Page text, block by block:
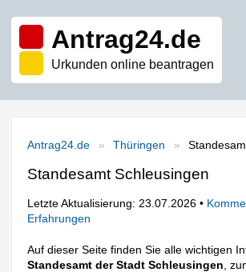
Antrag24.de
Urkunden online beantragen
Antrag24.de Thüringen
Standesamt Schleusingen
Letzte Aktualisierung: 23.07.2026 •
Erfahrungen
Auf dieser Seite finden Sie alle wichtigen
Standesamt der Stadt Schleusingen ,